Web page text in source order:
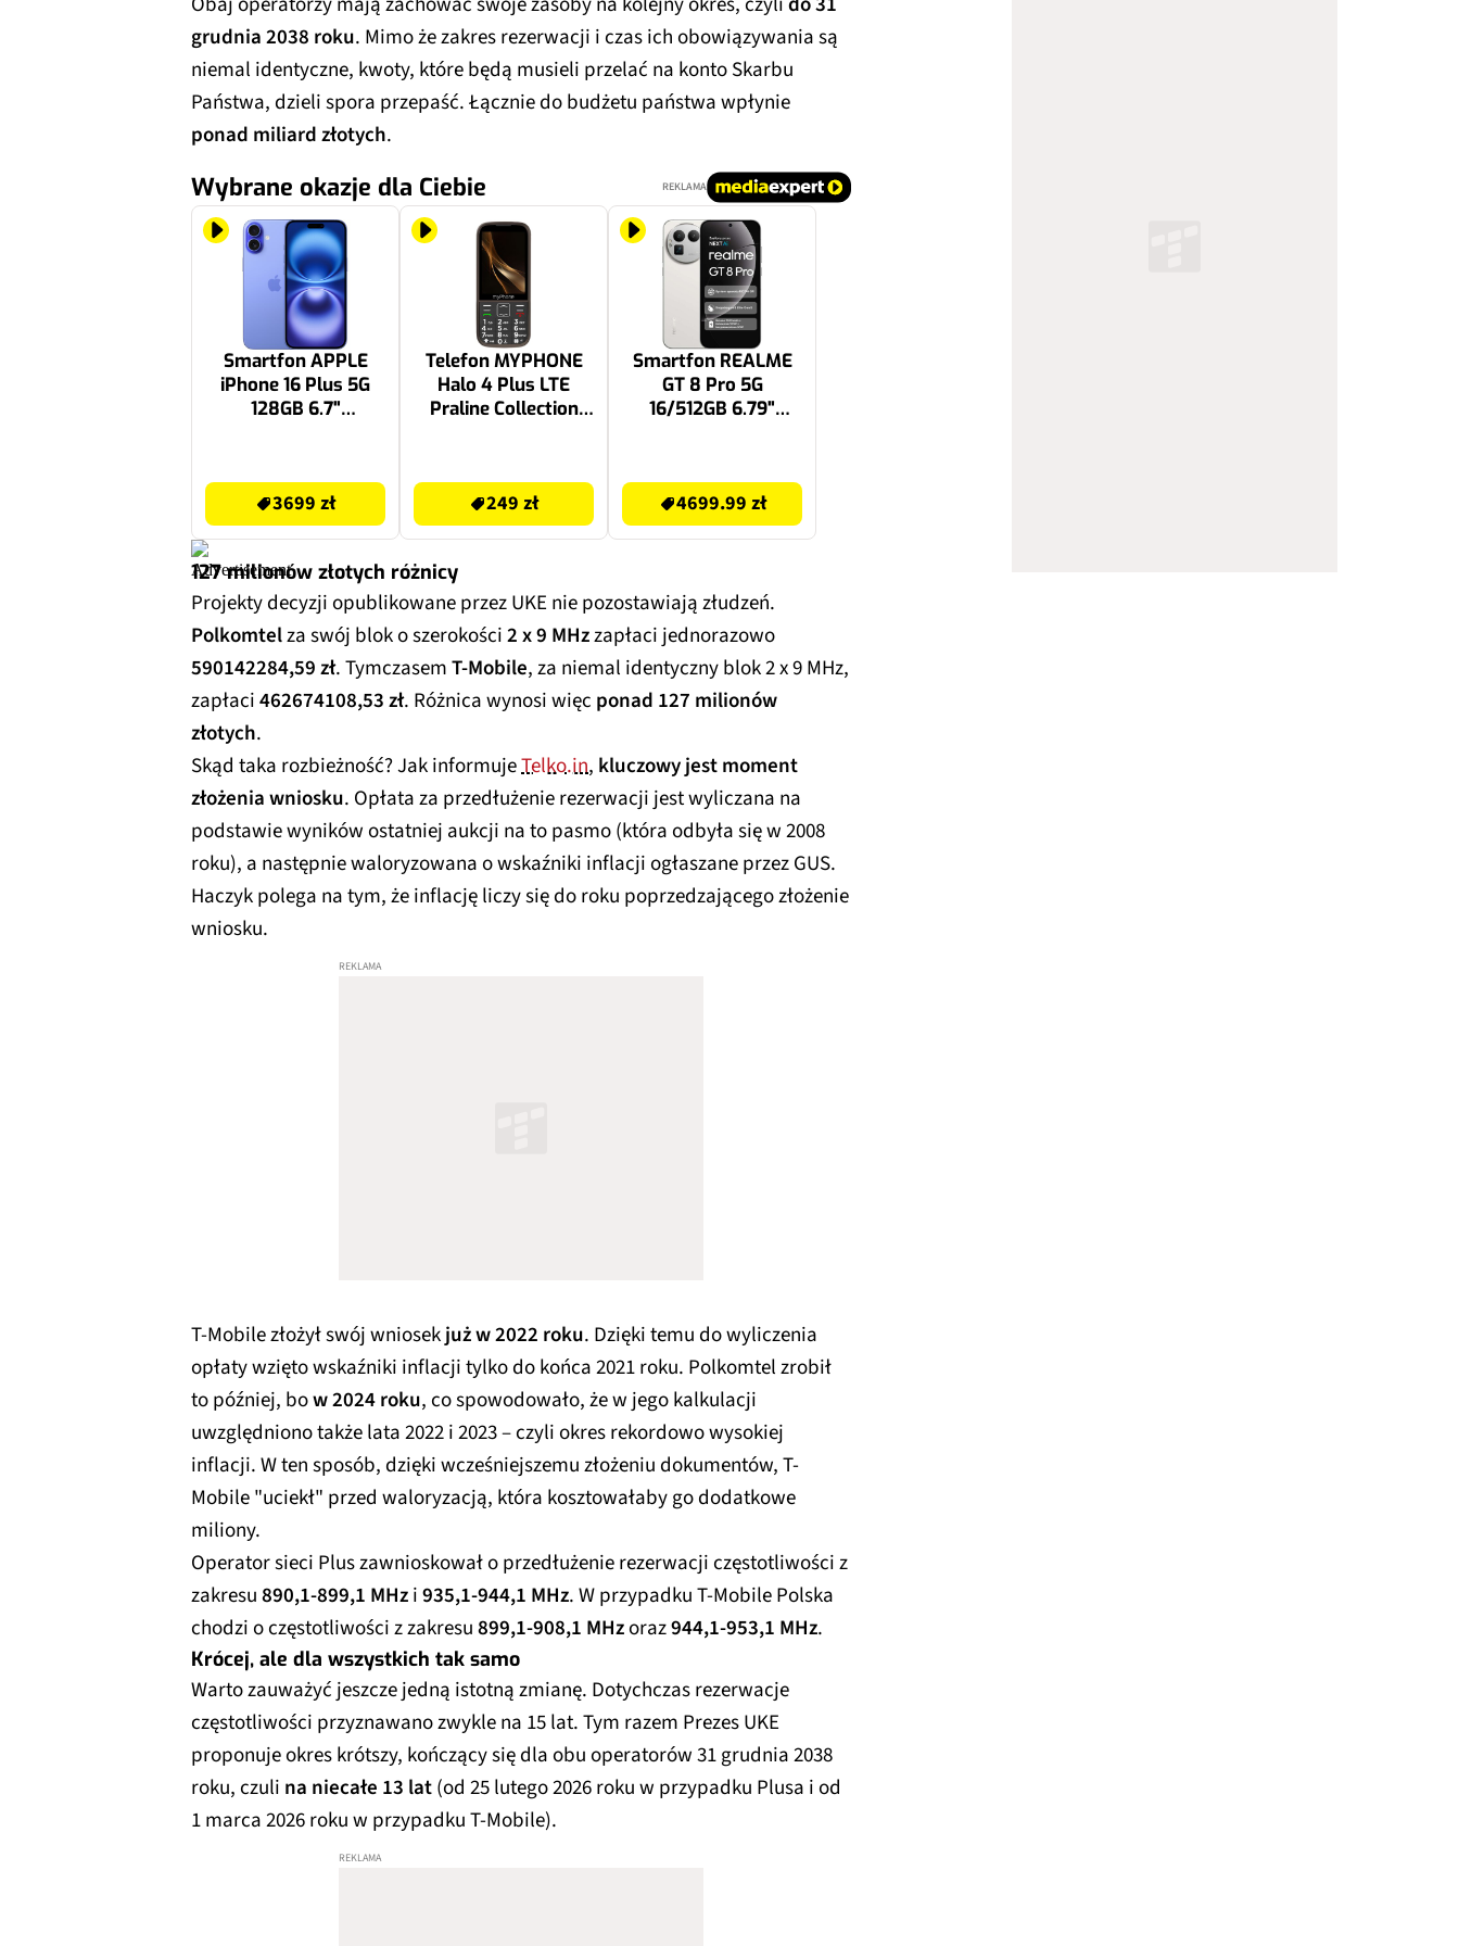
grudnia 2038 roku. Mimo że zakres rezerwacji i czas ich obowiązywania są
niemal identyczne, kwoty, które będą musieli przelać na konto Skarbu
Państwa, dzieli spora przepaść. Łącznie do budżetu państwa wpłynie
ponad miliard złotych.
Wybrane okazje dla Ciebie REKLAMA
Smartfon APPLE
iPhone 16 Plus 5G
128GB 6.7"
3699 zł
Telefon MYPHONE
Halo 4 Plus LTE
Praline Collection
249 zł
Smartfon REALME
GT 8 Pro 5G
16/512GB 6.79"
4699.99 zł
127 milionów złotych różnicy
Projekty decyzji opublikowane przez UKE nie pozostawiają złudzeń.
Polkomtelza swój blok o szerokości2 x 9 MHzzapłaci jednorazowo
590142284,59 zł. TymczasemT-Mobile, za niemal identyczny blok 2 x 9 MHz,
zapłaci462674108,53 zł. Różnica wynosi więc ponad 127 milionów
złotych.
Skąd taka rozbieżność? Jak informujeTelko.in, kluczowy jest moment
złożenia wniosku. Opłata za przedłużenie rezerwacji jest wyliczana na
podstawie wyników ostatniej aukcji na to pasmo (która odbyła się w 2008
roku), a następnie waloryzowana o wskaźniki inflacji ogłaszane przez GUS.
Haczyk polega na tym, że inflację liczy się do roku poprzedzającego złożenie
wniosku.
T-Mobile złożył swój wniosekjuż w 2022 roku. Dzięki temu do wyliczenia
opłaty wzięto wskaźniki inflacji tylko do końca 2021 roku. Polkomtel zrobił
to później, bow 2024 roku, co spowodowało, że w jego kalkulacji
uwzględniono także lata 2022 i 2023 – czyli okres rekordowo wysokiej
inflacji. W ten sposób, dzięki wcześniejszemu złożeniu dokumentów, T-
Mobile "uciekł" przed waloryzacją, która kosztowałaby go dodatkowe
miliony.
Operator sieci Plus zawnioskował o przedłużenie rezerwacji częstotliwości z
zakresu890,1-899,1 MHzi935,1-944,1 MHz. W przypadku T-Mobile Polska
chodzi o częstotliwości z zakresu899,1-908,1 MHzoraz944,1-953,1 MHz.
Krócej, ale dla wszystkich tak samo
Warto zauważyć jeszcze jedną istotną zmianę. Dotychczas rezerwacje
częstotliwości przyznawano zwykle na 15 lat. Tym razem Prezes UKE
proponuje okres krótszy, kończący się dla obu operatorów 31 grudnia 2038
roku, czuli na niecałe 13 lat(od 25 lutego 2026 roku w przypadku Plusa i od
1 marca 2026 roku w przypadku T-Mobile).